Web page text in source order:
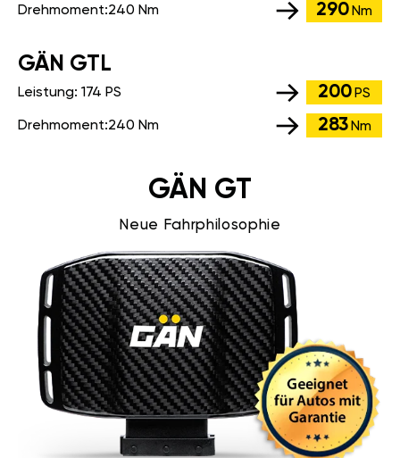
Drehmoment:240 Nm 290 Nm
GÄN GTL
Leistung: 174 PS 200 PS
Drehmoment:240 Nm 283 Nm
GÄN GT
Neue Fahrphilosophie